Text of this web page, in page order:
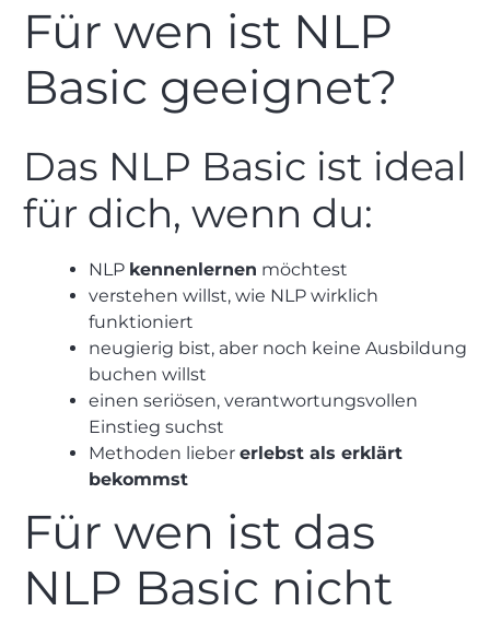
Für wen ist NLP
Basic geeignet?
Das NLP Basic ist ideal
für dich, wenn du:
NLP kennenlernen möchtest
verstehen willst, wie NLP wirklich
funktioniert
neugierig bist, aber noch keine Ausbildung
buchen willst
einen seriösen, verantwortungsvollen
Einstieg suchst
Methoden lieber erlebst als erklärt
bekommst
Für wen ist das
NLP Basic nicht